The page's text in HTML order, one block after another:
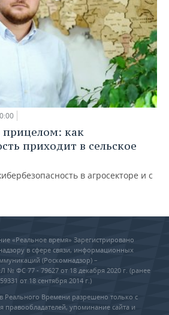
прицелом: как
приходит в сельское
в агросекторе и с
«Реальное время» Зарегистрировано
в сфере связи, информационных
(Роскомнадзор) –
№ ФС 77 - 79627 от 18 декабря 2020 г. (ранее
от 18 сентября 2014 г.)
Реального Времени разрешено только с
правообладателей, упоминание сайта и